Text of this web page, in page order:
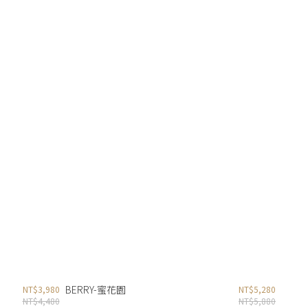
NT$3,980
NT$4,480
BERRY-蜜花園
NT$5,280
NT$5,880